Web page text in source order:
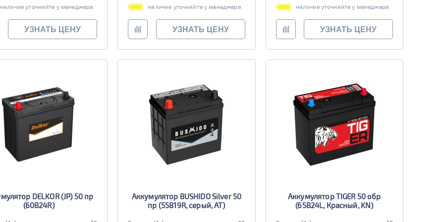
наличие уточняйте у менеджера
УЗНАТЬ ЦЕНУ
наличие уточняйте у менеджера
УЗНАТЬ ЦЕНУ
наличие уточняйте у менеджера
УЗНАТЬ ЦЕНУ
DELKOR (JP) 50 пр
(60B24R)
Аккумулятор BUSHIDO Silver 50
пр (55B19R, серый, AT)
Аккумулятор TIGER 50 обр
(65B24L, Красный, KN)